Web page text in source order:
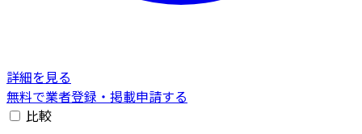
詳細を見る
無料で業者登録・掲載申請する
比較